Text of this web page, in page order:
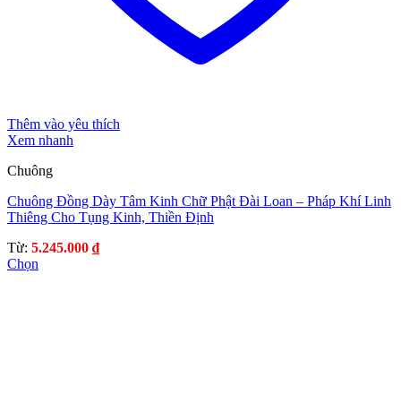
Thêm vào yêu thích
Xem nhanh
Chuông
Chuông Đồng Dày Tâm Kinh Chữ Phật Đài Loan – Pháp Khí Linh
Thiêng Cho Tụng Kinh, Thiền Định
Từ: 5.245.000 ₫
Chọn